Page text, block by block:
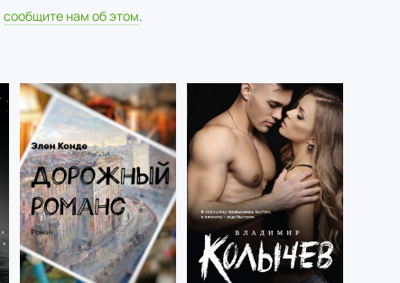
сообщите нам об этом.